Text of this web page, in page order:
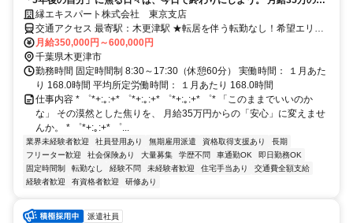
心と一生モノの資格で、あなたの人生を底上げします。
縁エキスパート株式会社 東京支店
交通アクセス 最寄駅：木更津駅 ★転居を伴う転勤なし！希望エリア
で就業可能です。 ★勤務地ごとに複数の宿舎をご用意しています♪
月給350,000円～600,000円
千葉県木更津市
勤務時間 固定時間制 8:30～17:30（休憩60分） 実働時間： １月あた
り 168.0時間 平均所定労働時間： １月あたり 168.0時間
仕事内容 * ゜*+:｡:+* ゜*+:｡:+* ゜*+:｡:+* ゜* 「このままでいいのか
な」 その漠然とした焦りを、 月給35万円からの「安心」に変えませ
んか。 * ゜*+:｡:+* ゜...
業界未経験者歓迎 社員登用あり 無期雇用派遣 資格取得支援あり
長期
フリーター歓迎
社会保険あり 大量募集 学歴不問 車通勤OK
即日勤務OK
固定時間制
転勤なし 経験不問 未経験者歓迎 住宅手当あり
交通費全額支給
経験者歓迎
有資格者歓迎 研修あり
派遣社員